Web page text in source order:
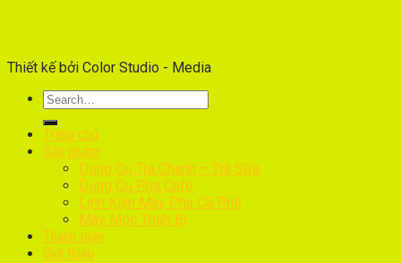
Thiết kế bởi Color Studio - Media
Trang chủ
Sản phẩm
Dụng Cụ Trà Chanh – Trà Sữa
Dụng Cụ Pha Cafe
Linh Kiện Máy Pha Cà Phê
Máy Móc Thiết Bị
Thanh toán
Giới thiệu